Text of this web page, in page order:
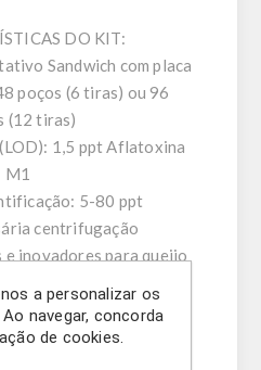
DO KIT:
Sandwich com placa
poços (6 tiras) ou 96
(12 tiras)
1,5 ppt Aflatoxina
M1
5-80 ppt
centrifugação
inovadores para queijo
(Aflatoxina M1 100%,
M2 <0,1%)
a personalizar os
navegar, concorda
de cookies.